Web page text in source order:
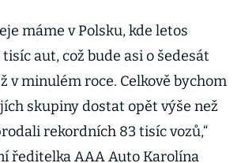
máme v Polsku, kde letos
aut, což bude asi o šedesát
v minulém roce. Celkově bychom
skupiny dostat opět výše než
rekordních 83 tisíc vozů,“
ředitelka AAA Auto Karolína